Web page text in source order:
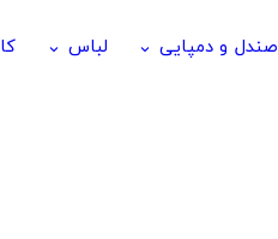
صندل و دمپایی keyboard_arrow_down لباس keyboard_arrow_down